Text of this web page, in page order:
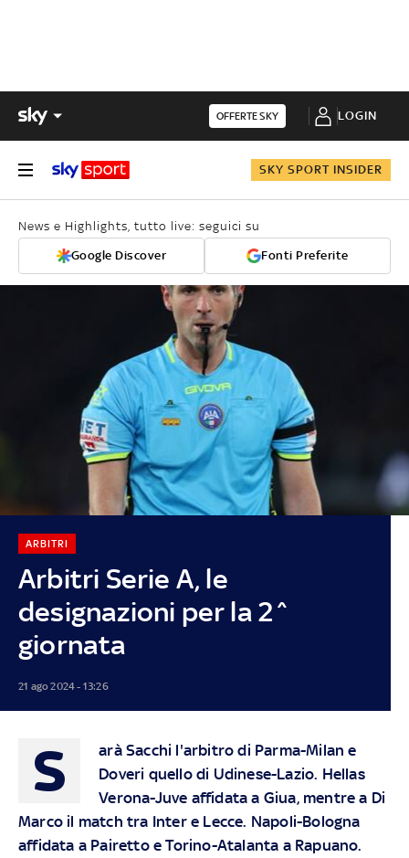
OFFERTE SKY LOGIN
SKY SPORT INSIDER
News e Highlights, tutto live: seguici su
Google Discover Fonti Preferite
Arbitri Serie A, le
designazioni per la 2^
giornata
ARBITRI
21 ago 2024 - 13:26
S
arà Sacchi l'arbitro di Parma-Milan e
Doveri quello di Udinese-Lazio. Hellas
Verona-Juve affidata a Giua, mentre a Di
Marco il match tra Inter e Lecce. Napoli-Bologna
affidata a Pairetto e Torino-Atalanta a Rapuano.